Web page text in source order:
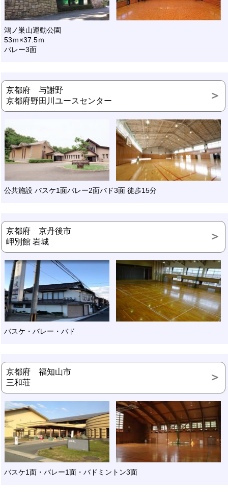
鴻ノ巣山運動公園
53ｍ×37.5ｍ
バレー3面
京都府 与謝野
京都府野田川ユースセンター
公共施設 バスケ1面バレー2面バド3面 徒歩15分
京都府 京丹後市
岬別館 岩城
バスケ・バレー・バド
京都府 福知山市
三和荘
バスケ1面・バレー1面・バドミントン3面